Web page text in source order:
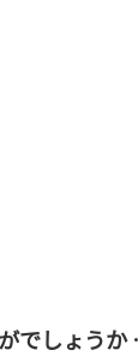
でしょう